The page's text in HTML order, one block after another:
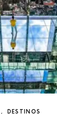
DESTINOS